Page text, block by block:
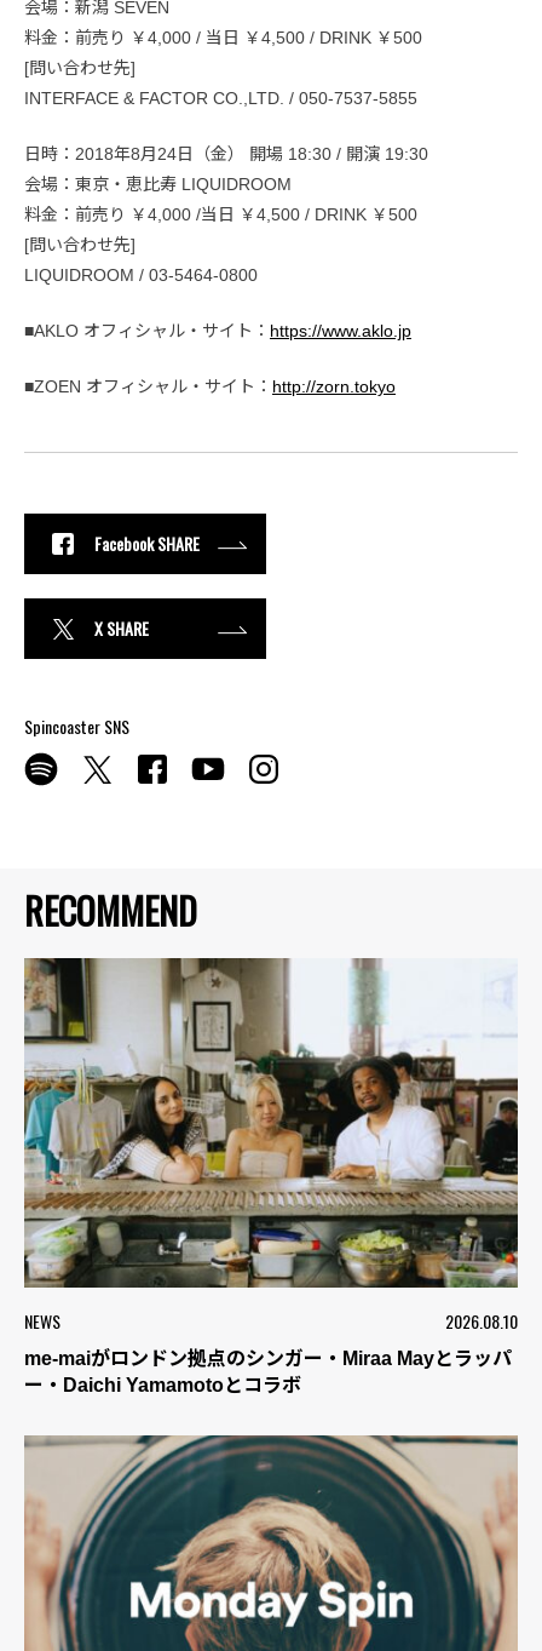
RECOMMEND
NEWS 2026.08.10
me-maiがロンドン拠点のシンガー・Miraa Mayとラッパ
ー・Daichi Yamamotoとコラボ
会場：新潟 SEVEN
料金：前売り ￥4,000 / 当日 ￥4,500 / DRINK ￥500
[問い合わせ先]
INTERFACE & FACTOR CO.,LTD. / 050-7537-5855
日時：2018年8月24日（金） 開場 18:30 / 開演 19:30
会場：東京・恵比寿 LIQUIDROOM
料金：前売り ￥4,000 /当日 ￥4,500 / DRINK ￥500
[問い合わせ先]
LIQUIDROOM / 03-5464-0800
■AKLO オフィシャル・サイト： https://www.aklo.jp
■ZOEN オフィシャル・サイト： http://zorn.tokyo
Facebook SHARE
X SHARE
Spincoaster SNS